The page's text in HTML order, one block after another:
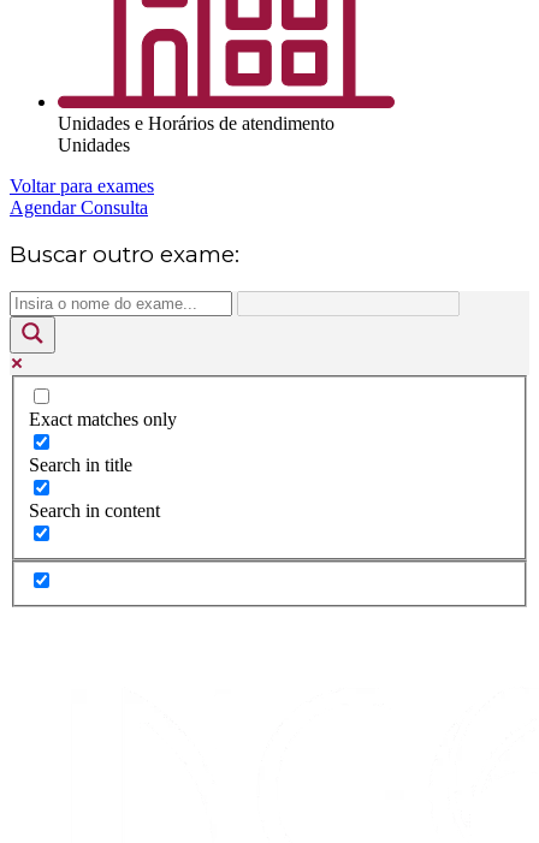
Unidades e Horários de atendimento
Unidades
Voltar para exames
Agendar Consulta
Buscar outro exame:
Exact matches only
Search in title
Search in content